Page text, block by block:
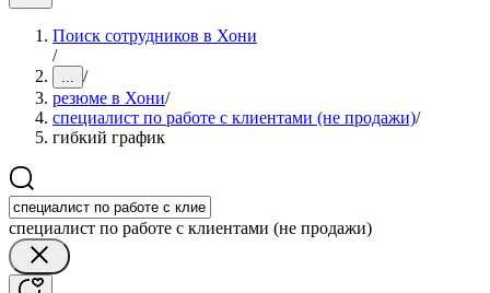
Поиск сотрудников в Хони
/
... /
резюме в Хони/
специалист по работе с клиентами (не продажи)/
гибкий график
специалист по работе с клиентами (не продажи)